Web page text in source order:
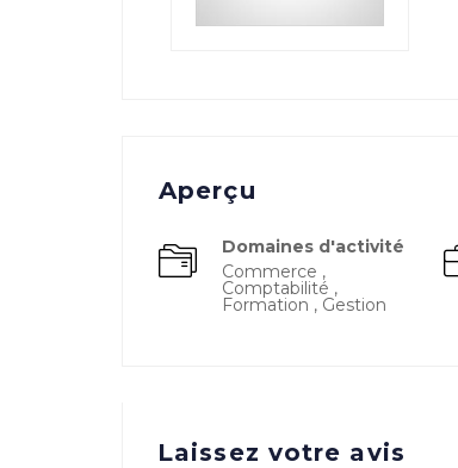
Aperçu
Domaines d'activité
Commerce ,
Comptabilité ,
Formation , Gestion
Laissez votre avis